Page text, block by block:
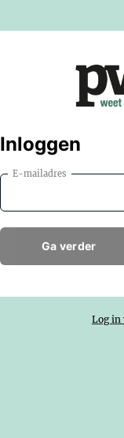
Inloggen
E-mailadres
Ga verder
Log in